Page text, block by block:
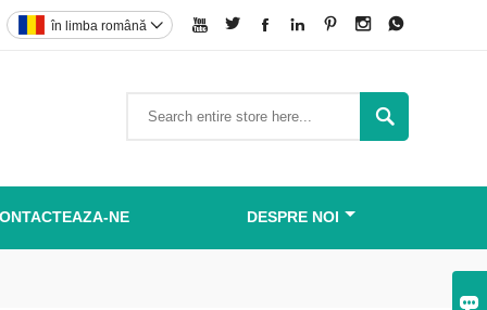

      
în limba română 

NE DESPRE NOI